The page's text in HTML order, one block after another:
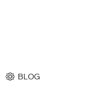
BLOG